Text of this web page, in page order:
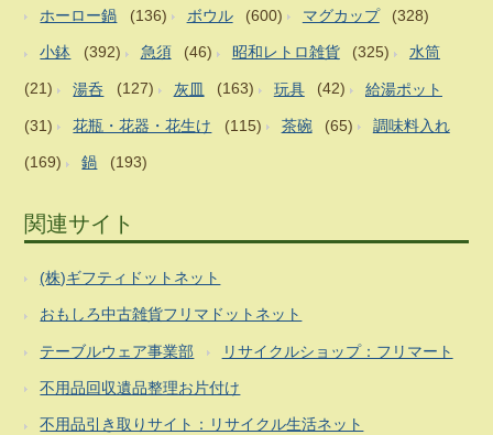
ホーロー鍋 (136) ボウル (600) マグカップ (328)
小鉢 (392) 急須 (46) 昭和レトロ雑貨 (325) 水筒
(21) 湯呑 (127) 灰皿 (163) 玩具 (42) 給湯ポット
(31) 花瓶・花器・花生け (115) 茶碗 (65) 調味料入れ
(169) 鍋 (193)
関連サイト
(株)ギフティドットネット
おもしろ中古雑貨フリマドットネット
テーブルウェア事業部 リサイクルショップ：フリマート
不用品回収遺品整理お片付け
不用品引き取りサイト：リサイクル生活ネット